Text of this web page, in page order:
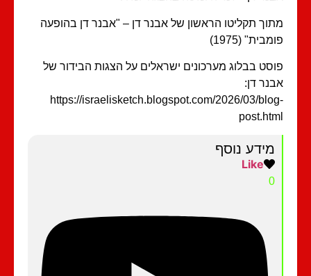
תקליטו הראשון של אבנר דן – "אבנר דן בהופעה
(1975)
בבלוג מערכונים ישראלים על הצגות הבידור של
דן:
https://israelisketch.blogspot.com/2026/03/
מידע נוסף